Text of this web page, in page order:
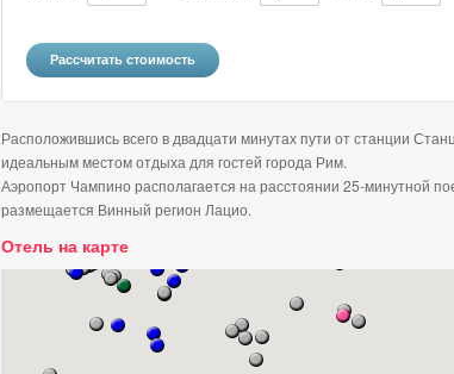
Расположившись всего в двадцати минутах пути от станции
идеальным местом отдыха для гостей города Рим.
Аэропорт Чампино располагается на расстоянии 25-минутной
размещается Винный регион Лацио.
Отель на карте